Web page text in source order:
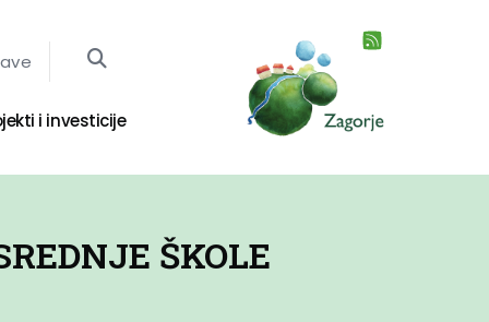
i investicije
ŠKOLE